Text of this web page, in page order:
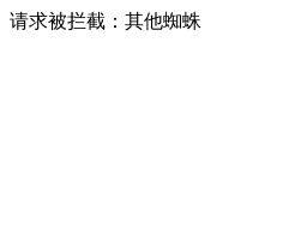
请求被拦截：其他蜘蛛